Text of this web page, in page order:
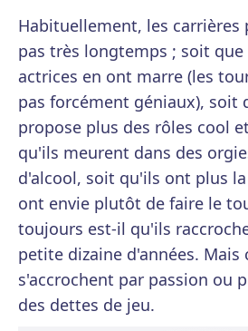
Habituellement, les carrières
pas très longtemps ; soit que
actrices en ont marre (les
pas forcément géniaux), soit
propose plus des rôles cool
qu'ils meurent dans des
d'alcool, soit qu'ils ont plus
ont envie plutôt de faire le
toujours est-il qu'ils
petite dizaine d'années. Mais
s'accrochent par passion ou
des dettes de jeu.